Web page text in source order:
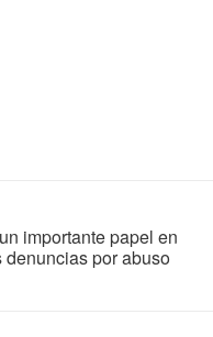
importante papel en
por abuso